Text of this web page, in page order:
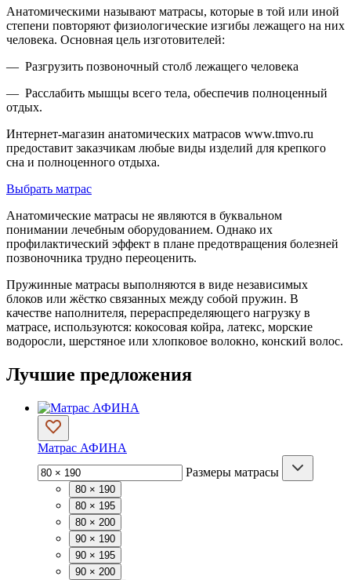
Анатомическими называют матрасы, которые в той или иной
степени повторяют физиологические изгибы лежащего на них
человека. Основная цель изготовителей:
— Разгрузить позвоночный столб лежащего человека
— Расслабить мышцы всего тела, обеспечив полноценный
отдых.
Интернет-магазин анатомических матрасов www.tmvo.ru
предоставит заказчикам любые виды изделий для крепкого
сна и полноценного отдыха.
Выбрать матрас
Анатомические матрасы не являются в буквальном
понимании лечебным оборудованием. Однако их
профилактический эффект в плане предотвращения болезней
позвоночника трудно переоценить.
Пружинные матрасы выполняются в виде независимых
блоков или жёстко связанных между собой пружин. В
качестве наполнителя, перераспределяющего нагрузку в
матрасе, используются: кокосовая койра, латекс, морские
водоросли, шерстяное или хлопковое волокно, конский волос.
Лучшие предложения
Матрас АФИНА
Размеры матрасы
80 × 190
80 × 195
80 × 200
90 × 190
90 × 195
90 × 200